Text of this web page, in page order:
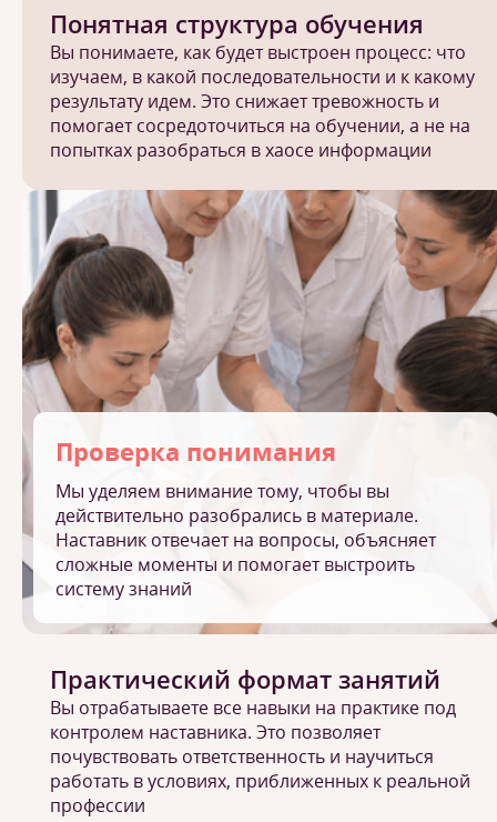
Понятная структура обучения
Вы понимаете, как будет выстроен процесс: что
изучаем, в какой последовательности и к какому
результату идем. Это снижает тревожность и
помогает сосредоточиться на обучении, а не на
попытках разобраться в хаосе информации
Проверка понимания
Мы уделяем внимание тому, чтобы вы
действительно разобрались в материале.
Наставник отвечает на вопросы, объясняет
сложные моменты и помогает выстроить
систему знаний
Практический формат занятий
Вы отрабатываете все навыки на практике под
контролем наставника. Это позволяет
почувствовать ответственность и научиться
работать в условиях, приближенных к реальной
профессии